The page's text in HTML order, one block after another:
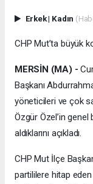
Erkek| Kadın
CHP Mut’ta büyük
MERSİN (MA) -
Başkanı
yöneticileri ve çok
Özgür Özel’in genel
aldıklarını açıkladı.
CHP Mut İlçe
partililere hitap